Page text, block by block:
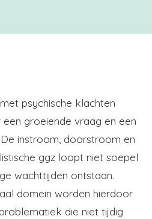
psychische klachten
groeiende vraag en een
instroom, doorstroom en
ggz loopt niet soepel
wachttijden ontstaan.
domein worden hierdoor
die niet tijdig